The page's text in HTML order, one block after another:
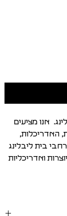
אנו מציעים
האדריכלות,
בית ליבלינג
ואדריכליות